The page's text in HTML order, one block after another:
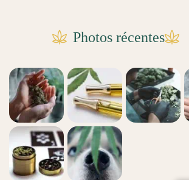
Photos récentes